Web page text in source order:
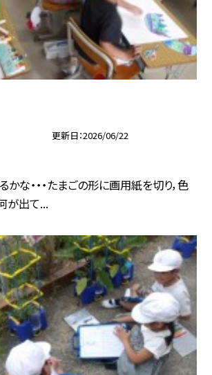
更新日 2026/06/22
かな・・・たまごの形に画用紙を切り，色
が出て...